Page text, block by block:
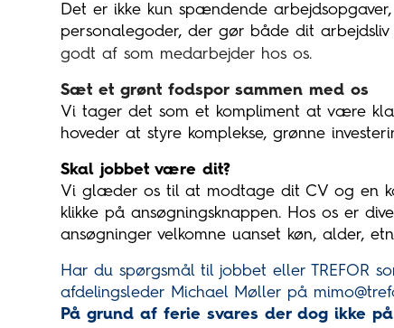
Det er ikke kun spændende
personalegoder, der gør både dit arbejdsliv
godt af som medarbejder hos os.
Sæt et grønt fodspor sammen med os
Vi tager det som et kompliment at være
hoveder at styre komplekse, grønne
Skal jobbet være dit?
Vi glæder os til at modtage dit CV og en
klikke på ansøgningsknappen. Hos os er
ansøgninger velkomne uanset køn, alder,
Har du spørgsmål til jobbet eller TREFOR
afdelingsleder Michael Møller på
På grund af ferie svares der dog ikke